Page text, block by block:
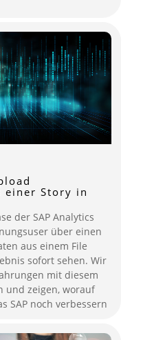
einer Story in
der SAP Analytics
über einen
aus einem File
sofort sehen. Wir
mit diesem
und zeigen, worauf
SAP noch verbessern